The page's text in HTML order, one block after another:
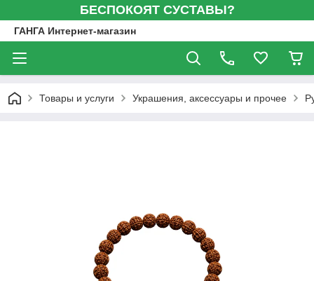
БЕСПОКОЯТ СУСТАВЫ?
ГАНГА Интернет-магазин
Товары и услуги Украшения, аксессуары и прочее